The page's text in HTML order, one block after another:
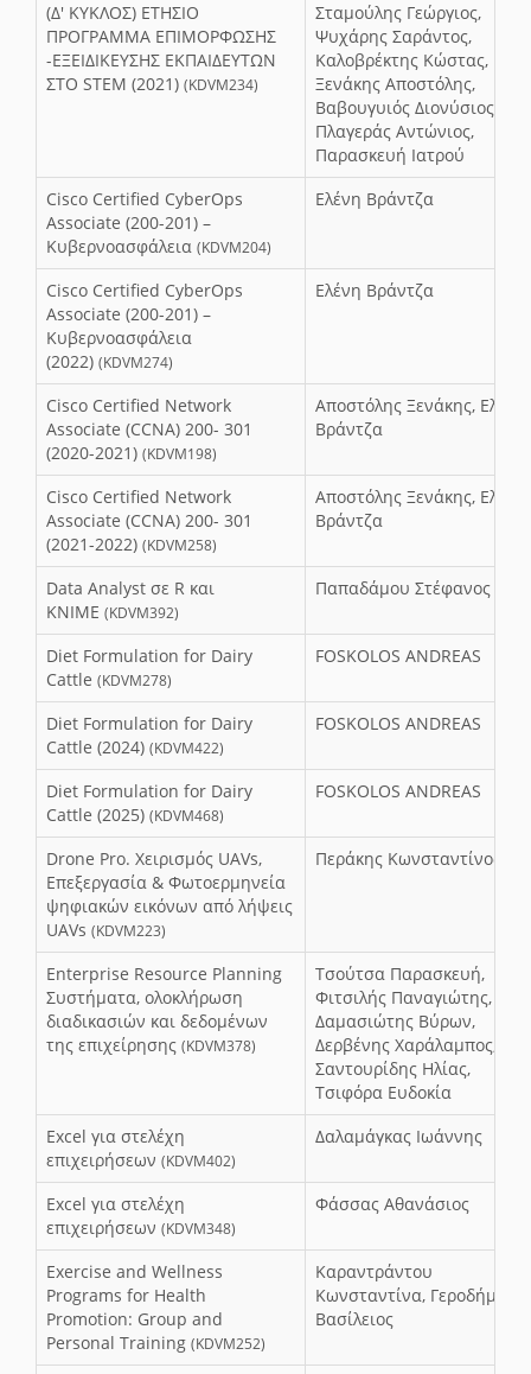
(Δ' ΚΥΚΛΟΣ) ΕΤΗΣΙΟ
ΠΡΟΓΡΑΜΜΑ ΕΠΙΜΟΡΦΩΣΗΣ
-ΕΞΕΙΔΙΚΕΥΣΗΣ ΕΚΠΑΙΔΕΥΤΩΝ
ΣΤΟ STEM (2021) (KDVM234)
Σταμούλης Γεώργιος,
Ψυχάρης Σαράντος,
Καλοβρέκτης Κώστας,
Ξενάκης Αποστόλης,
Βαβουγυιός Διονύσιος,
Πλαγεράς Αντώνιος,
Παρασκευή Ιατρού
Cisco Certified CyberOps
Associate (200-201) –
Κυβερνοασφάλεια (KDVM204)
Ελένη Βράντζα
Cisco Certified CyberOps
Associate (200-201) –
Κυβερνοασφάλεια
(2022) (KDVM274)
Ελένη Βράντζα
Cisco Certified Network
Associate (CCNA) 200- 301
(2020-2021) (KDVM198)
Αποστόλης Ξενάκης, Ελένη
Βράντζα
Cisco Certified Network
Associate (CCNA) 200- 301
(2021-2022) (KDVM258)
Αποστόλης Ξενάκης, Ελένη
Βράντζα
Data Analyst σε R και
KNIME (KDVM392)
Παπαδάμου Στέφανος
Diet Formulation for Dairy
Cattle (KDVM278)
FOSKOLOS ANDREAS
Diet Formulation for Dairy
Cattle (2024) (KDVM422)
FOSKOLOS ANDREAS
Diet Formulation for Dairy
Cattle (2025) (KDVM468)
FOSKOLOS ANDREAS
Drone Pro. Χειρισμός UAVs,
Επεξεργασία & Φωτοερμηνεία
ψηφιακών εικόνων από λήψεις
UAVs (KDVM223)
Περάκης Κωνσταντίνος
Enterprise Resource Planning
Συστήματα, ολοκλήρωση
διαδικασιών και δεδομένων
της επιχείρησης (KDVM378)
Τσούτσα Παρασκευή,
Φιτσιλής Παναγιώτης,
Δαμασιώτης Βύρων,
Δερβένης Χαράλαμπος,
Σαντουρίδης Ηλίας,
Τσιφόρα Ευδοκία
Excel για στελέχη
επιχειρήσεων (KDVM402)
Δαλαμάγκας Ιωάννης
Excel για στελέχη
επιχειρήσεων (KDVM348)
Φάσσας Αθανάσιος
Exercise and Wellness
Programs for Health
Promotion: Group and
Personal Training (KDVM252)
Καραντράντου
Κωνσταντίνα, Γεροδήμος
Βασίλειος